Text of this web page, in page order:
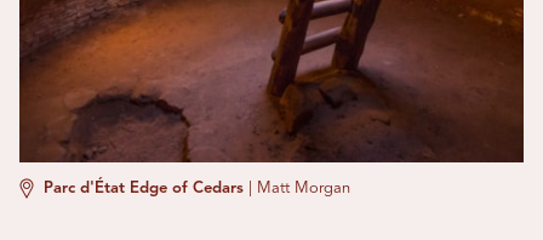
Parc d'État Edge of Cedars Matt Morgan